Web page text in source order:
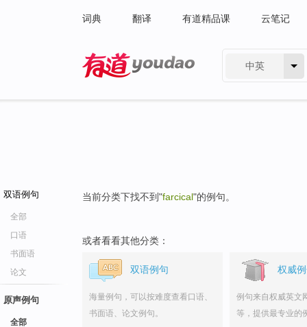
词典 翻译 有道精品课 云笔记
中英
双语例句
全部
口语
书面语
论文
原声例句
全部
当前分类下找不到"farcical"的例句。
或者看看其他分类：
双语例句
海量例句，可以按难度查看口语、
书面语、论文例句。
权威
例句来自权威英文
等，提供最专业的